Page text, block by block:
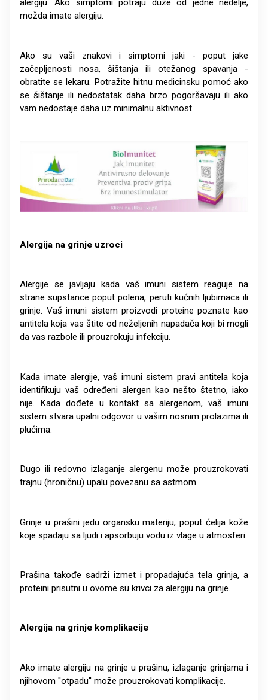
alergiju. Ako simptomi potraju duže od jedne nedelje,
možda imate alergiju.
Ako su vaši znakovi i simptomi jaki - poput jake
začepljenosti nosa, šištanja ili otežanog spavanja -
obratite se lekaru. Potražite hitnu medicinsku pomoć ako
se šištanje ili nedostatak daha brzo pogoršavaju ili ako
vam nedostaje daha uz minimalnu aktivnost.
Alergija na grinje uzroci
Alergije se javljaju kada vaš imuni sistem reaguje na
strane supstance poput polena, peruti kućnih ljubimaca ili
grinje. Vaš imuni sistem proizvodi proteine poznate kao
antitela koja vas štite od neželjenih napadača koji bi mogli
da vas razbole ili prouzrokuju infekciju.
Kada imate alergije, vaš imuni sistem pravi antitela koja
identifikuju vaš određeni alergen kao nešto štetno, iako
nije. Kada dođete u kontakt sa alergenom, vaš imuni
sistem stvara upalni odgovor u vašim nosnim prolazima ili
plućima.
Dugo ili redovno izlaganje alergenu može prouzrokovati
trajnu (hroničnu) upalu povezanu sa astmom.
Grinje u prašini jedu organsku materiju, poput ćelija kože
koje spadaju sa ljudi i apsorbuju vodu iz vlage u atmosferi.
Prašina takođe sadrži izmet i propadajuća tela grinja, a
proteini prisutni u ovome su krivci za alergiju na grinje.
Alergija na grinje komplikacije
Ako imate alergiju na grinje u prašinu, izlaganje grinjama i
njihovom ''otpadu'' može prouzrokovati komplikacije.